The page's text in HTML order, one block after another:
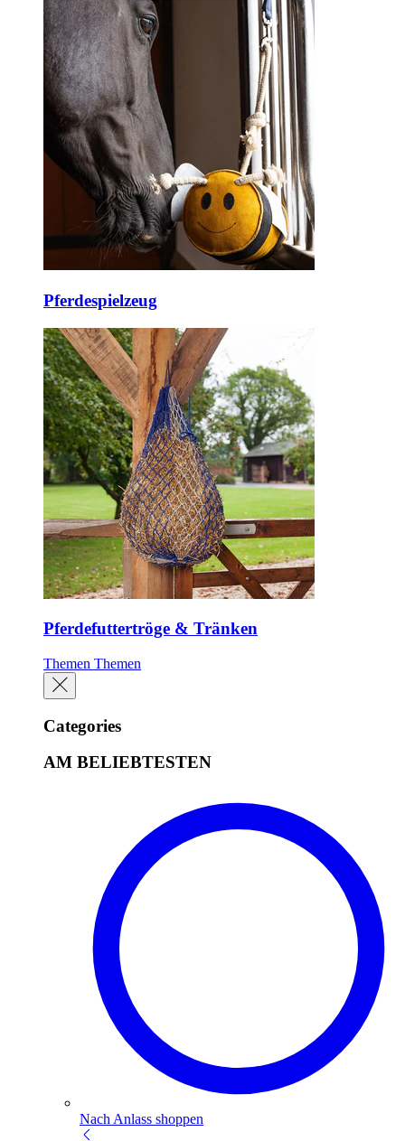
Pferdespielzeug
Pferdefuttertröge & Tränken
Themen Themen
Categories
AM BELIEBTESTEN
Nach Anlass shoppen